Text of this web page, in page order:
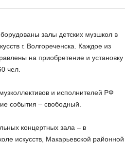
залы детских музшкол в
г. Волгореченска. Каждое из
на приобретение и установку
чел.
и исполнителей РФ
события – свободный.
концертных зала – в
искусств, Макарьевской районной